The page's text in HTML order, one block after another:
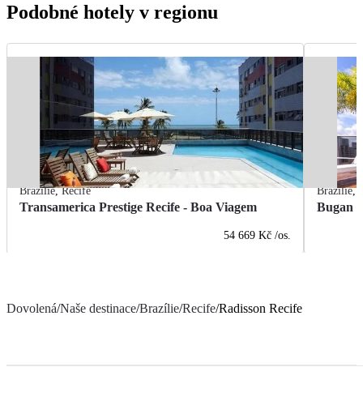
Podobné hotely v regionu
Brazílie,Recife
Transamerica Prestige Recife - Boa Viagem
54 669 Kč /os.
Brazílie,
Bugan
Dovolená/Naše destinace/Brazílie/Recife/Radisson Recife